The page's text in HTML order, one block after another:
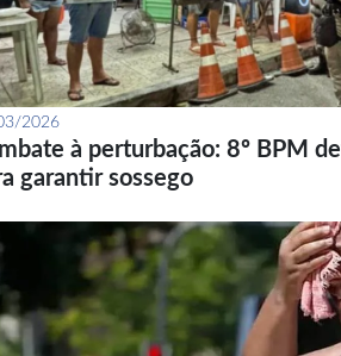
2026
à perturbação: 8º BPM
garantir sossego